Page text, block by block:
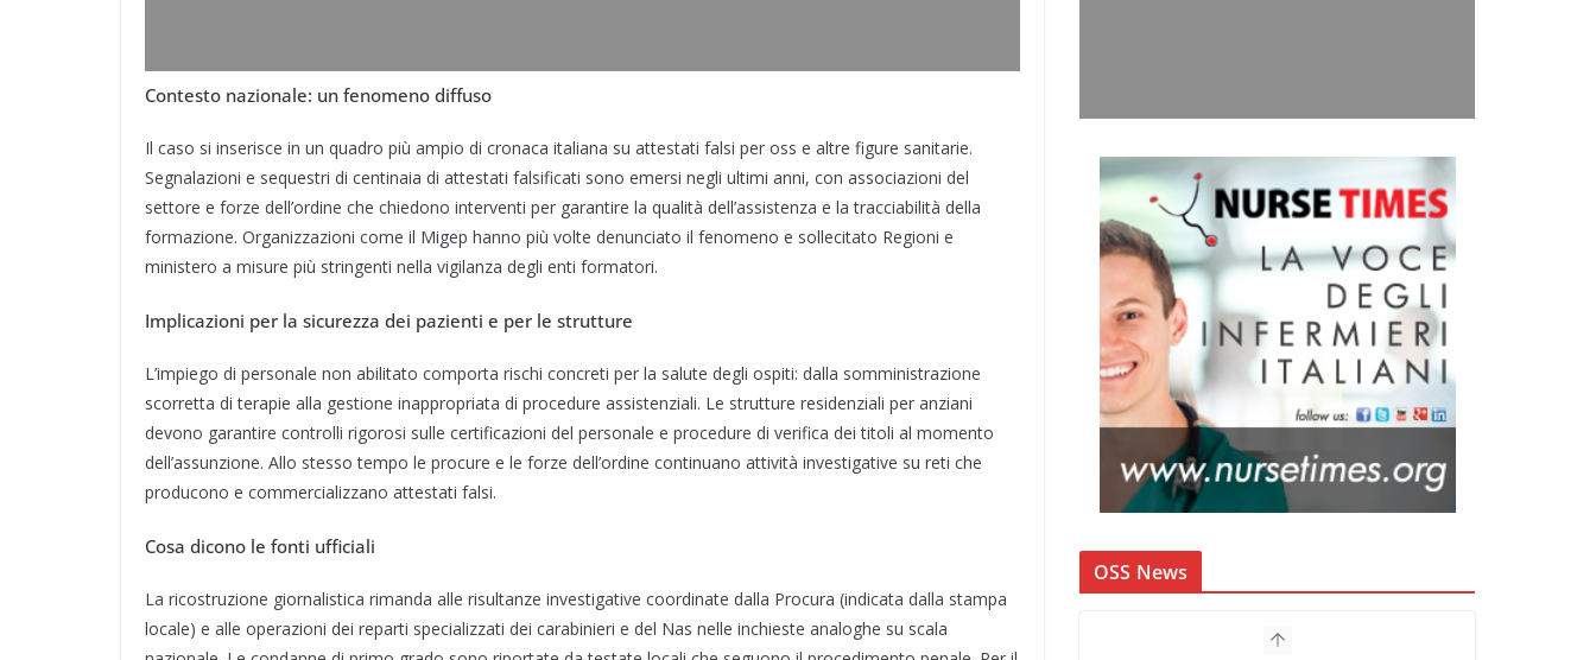
Contesto nazionale: un fenomeno diffuso
Il caso si inserisce in un quadro più ampio di cronaca italiana su attestati falsi per oss e altre figure sanitarie.
Segnalazioni e sequestri di centinaia di attestati falsificati sono emersi negli ultimi anni, con associazioni del
settore e forze dell’ordine che chiedono interventi per garantire la qualità dell’assistenza e la tracciabilità della
formazione. Organizzazioni come il Migep hanno più volte denunciato il fenomeno e sollecitato Regioni e
ministero a misure più stringenti nella vigilanza degli enti formatori.
Implicazioni per la sicurezza dei pazienti e per le strutture
L’impiego di personale non abilitato comporta rischi concreti per la salute degli ospiti: dalla somministrazione
scorretta di terapie alla gestione inappropriata di procedure assistenziali. Le strutture residenziali per anziani
devono garantire controlli rigorosi sulle certificazioni del personale e procedure di verifica dei titoli al momento
dell’assunzione. Allo stesso tempo le procure e le forze dell’ordine continuano attività investigative su reti che
producono e commercializzano attestati falsi.
Cosa dicono le fonti ufficiali
La ricostruzione giornalistica rimanda alle risultanze investigative coordinate dalla Procura (indicata dalla stampa
locale) e alle operazioni dei reparti specializzati dei carabinieri e del Nas nelle inchieste analoghe su scala
OSS News